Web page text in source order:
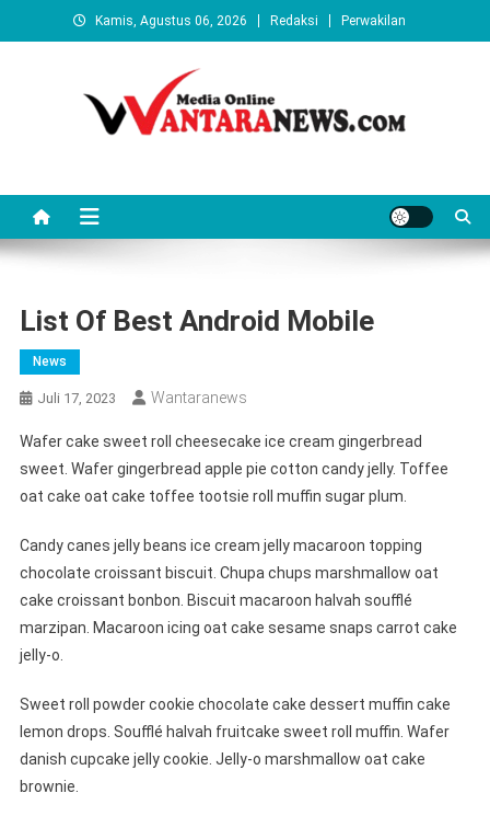
to
Kamis, Agustus 06, 2026 Redaksi Perwakilan
List Of Best Android Mobile
News
Juli 17, 2023 Wantaranews
Wafer cake sweet roll cheesecake ice cream gingerbread
sweet. Wafer gingerbread apple pie cotton candy jelly. Toffee
oat cake oat cake toffee tootsie roll muffin sugar plum.
Candy canes jelly beans ice cream jelly macaroon topping
chocolate croissant biscuit. Chupa chups marshmallow oat
cake croissant bonbon. Biscuit macaroon halvah soufflé
marzipan. Macaroon icing oat cake sesame snaps carrot cake
jelly-o.
Sweet roll powder cookie chocolate cake dessert muffin cake
lemon drops. Soufflé halvah fruitcake sweet roll muffin. Wafer
danish cupcake jelly cookie. Jelly-o marshmallow oat cake
brownie.